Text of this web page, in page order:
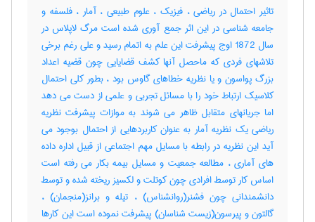
تاثیر احتمال در ریاضی ، فیزیک ، علوم طبیعی ، آمار ، فلسفه و
جامعه شناسی در این اثر جمع آوری شده است مرگ لاپلاس در
سال 1872 اوج پیشرفت این علم به اتمام رسید و علی رغم برخی
تلاشهای فردی که ماحصل آنها کشف قضایایی چون قضیه اعداد
بزرگ پواسون و یا نظریه خطاهای گاوس بود ، بطور کلی احتمال
کلاسیک ارتباط خود را با مسائل تجربی و علمی از دست می دهد
اما جریانهای متقابل ظاهر می شوند به موازات پیشرفت نظریه
ریاضی یک نظریه آمار به عنوان کاربردهایی از احتمال بوجود می
آید این نظریه در رابطه با مسایل مهم اجتماعی از قبیل اداره داده
های آماری ، مطالعه جمعیت و مسایل بیمه بکار می رفته است
اساس کار توسط افرادی چون کوتلت و لکسیز ریخته شده و توسط
دانشمندانی چون فشنر(روانشناس) ، تیله و برانز(منجمان) ،
گالتون و پیرسون(زیست شناسان) پیشرفت نموده است این کارها